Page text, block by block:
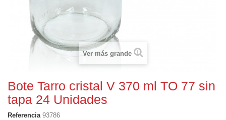
Ver más grande
Bote Tarro cristal V 370 ml TO 77 sin
tapa 24 Unidades
Referencia 93786